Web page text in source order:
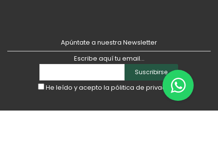
Apúntate a nuestra Newsletter
Escribe aquí tu email...
Suscribirse
He leído y acepto la pólitica de privacidad